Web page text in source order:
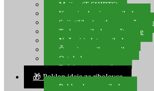
Majice (T-SHIRTS)
Kape i rukavice za ribolov
Svijetiljke (naglavne, ručne,
Torbe za ribolovne štapove
Noževi i alat za ribolov
Čamci za prihranu ribe
Ostala kamp oprema
Dalekozori i optika
🎁 Poklon ideje za ribolovce
Poklon bon za ribolov